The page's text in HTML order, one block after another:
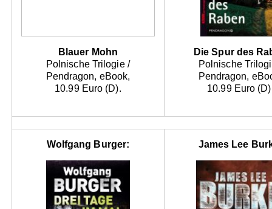
Blauer Mohn
Polnische Trilogie /
Pendragon, eBook,
10.99 Euro (D).
Die Spur des
Polnische
Pendragon,
10.99 Euro
Wolfgang Burger: James Lee